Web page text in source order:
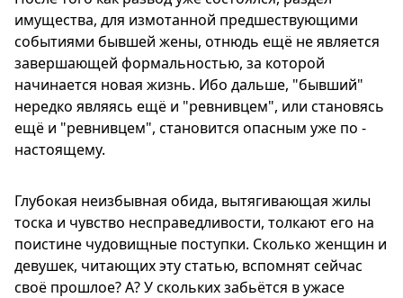
имущества, для измотанной предшествующими
событиями бывшей жены, отнюдь ещё не является
завершающей формальностью, за которой
начинается новая жизнь. Ибо дальше, "бывший"
нередко являясь ещё и "ревнивцем", или становясь
ещё и "ревнивцем", становится опасным уже по -
настоящему.
Глубокая неизбывная обида, вытягивающая жилы
тоска и чувство несправедливости, толкают его на
поистине чудовищные поступки. Сколько женщин и
девушек, читающих эту статью, вспомнят сейчас
своё прошлое? А? У скольких забьётся в ужасе